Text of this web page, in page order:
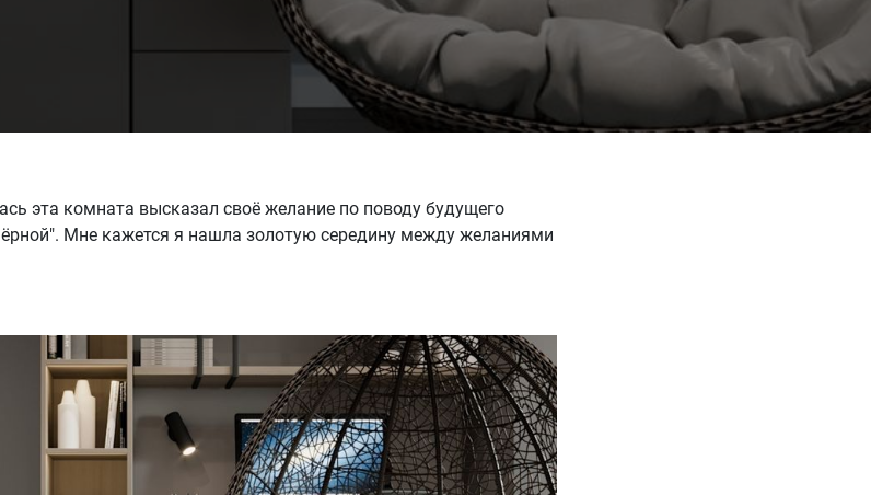
эта комната высказал своё желание по поводу будущего
Мне кажется я нашла золотую середину между желаниями